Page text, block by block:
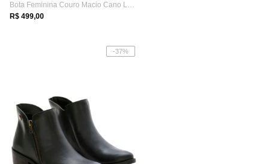
Bota Feminina Couro Macio Cano Longo e ...
R$ 499,00
-37%